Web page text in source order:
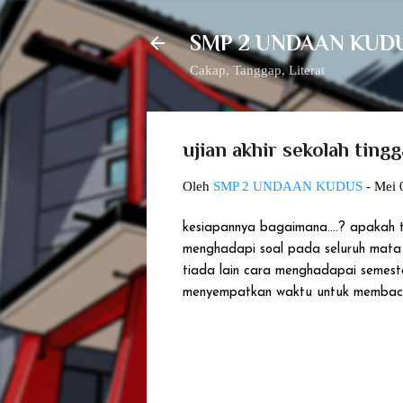
SMP 2 UNDAAN
Cakap, Tanggap, Literat
ujian akhir sekolah
Oleh SMP 2 UNDAAN KUDUS - Mei
kesiapannya bagaimana....?
menghadapi soal pada seluruh
tiada lain cara menghadapai
menyempatkan waktu untuk